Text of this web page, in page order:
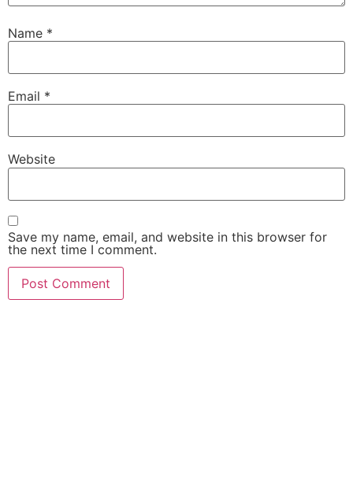
Name *
Email *
Website
Save my name, email, and website in this browser for
the next time I comment.